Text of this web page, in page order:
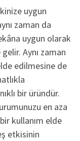
uygun
zaman da
uygun olarak
Aynı zaman
edilmesine de
bir üründür.
en aza
kullanım elde
etkisinin